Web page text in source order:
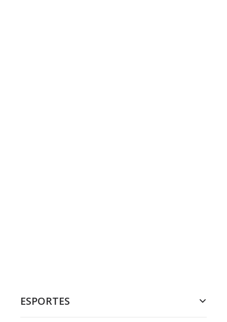
ESPORTES